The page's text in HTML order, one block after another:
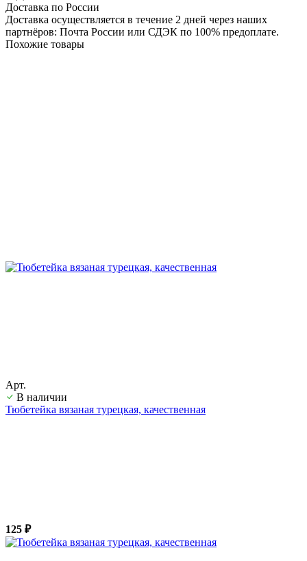
Доставка по России
Доставка осуществляется в течение 2 дней через наших
партнёров: Почта России или СДЭК по 100% предоплате.
Похожие товары
Арт.
В наличии
Тюбетейка вязаная турецкая, качественная
125 ₽